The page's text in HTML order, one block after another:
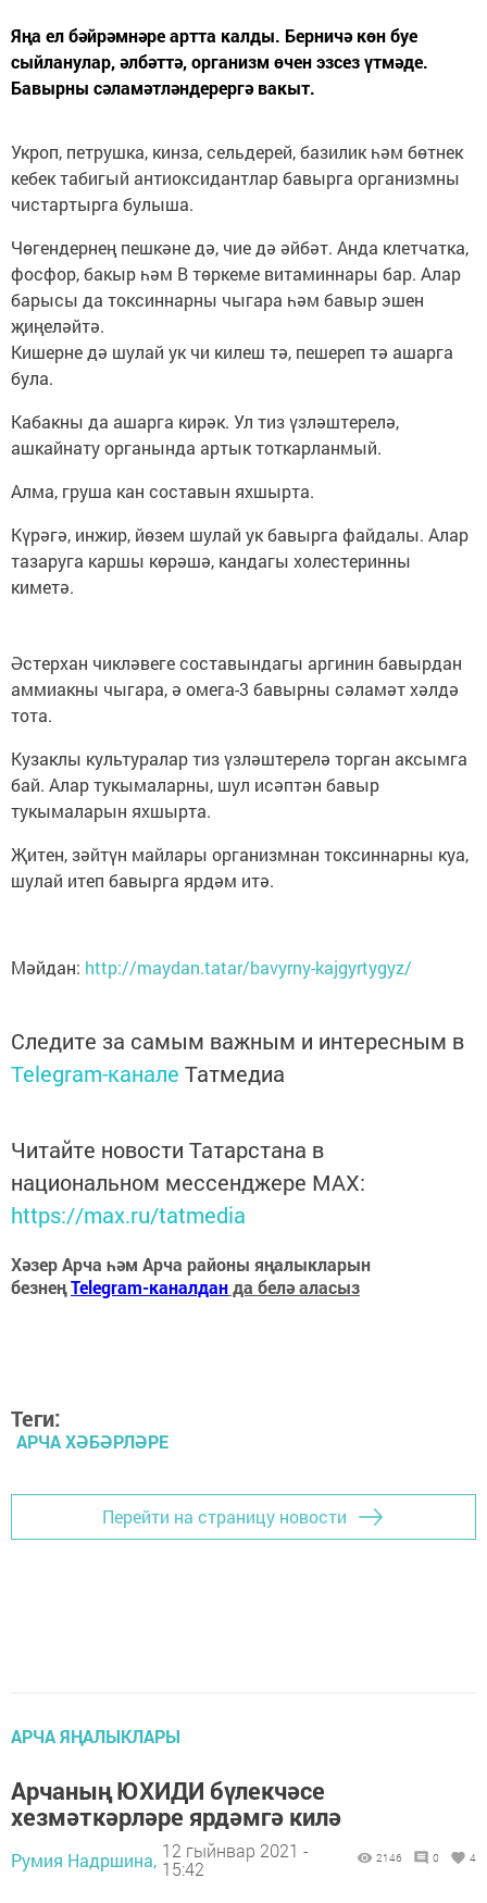
Яңа ел бәйрәмнәре артта калды. Берничә көн буе
сыйланулар, әлбәттә, организм өчен эзсез үтмәде.
Бавырны сәламәтләндерергә вакыт.
Укроп, петрушка, кинза, сельдерей, базилик һәм бөтнек
кебек табигый антиоксидантлар бавырга организмны
чистартырга булыша.
Чөгендернең пешкәне дә, чие дә әйбәт. Анда клетчатка,
фосфор, бакыр һәм В төркеме витаминнары бар. Алар
барысы да токсиннарны чыгара һәм бавыр эшен
җиңеләйтә.
Кишерне дә шулай ук чи килеш тә, пешереп тә ашарга
була.
Кабакны да ашарга кирәк. Ул тиз үзләштерелә,
ашкайнату органында артык тоткарланмый.
Алма, груша кан составын яхшырта.
Күрәгә, инжир, йөзем шулай ук бавырга файдалы. Алар
тазаруга каршы көрәшә, кандагы холестеринны
киметә.
Әстерхан чикләвеге составындагы аргинин бавырдан
аммиакны чыгара, ә омега-3 бавырны сәламәт хәлдә
тота.
Кузаклы культуралар тиз үзләштерелә торган аксымга
бай. Алар тукымаларны, шул исәптән бавыр
тукымаларын яхшырта.
Җитен, зәйтүн майлары организмнан токсиннарны куа,
шулай итеп бавырга ярдәм итә.
Мәйдан: http://maydan.tatar/bavyrny-kajgyrtygyz/
Следите за самым важным и интересным в
Telegram-канале Татмедиа
Читайте новости Татарстана в
национальном мессенджере MАХ:
https://max.ru/tatmedia
Хәзер Арча һәм Арча районы яңалыкларын
безнеңTelegram-каналданда белә аласыз
Теги:
АРЧА ХӘБӘРЛӘРЕ
Перейти на страницу новости
АРЧА ЯҢАЛЫКЛАРЫ
Арчаның ЮХИДИ бүлекчәсе
хезмәткәрләре ярдәмгә килә
Румия Надршина, 12 гыйнвар 2021 -
15:42
2146 0 4